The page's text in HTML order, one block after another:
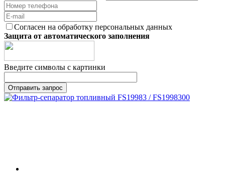
Согласен на обработку персональных данных
Защита от автоматического заполнения
Введите символы с картинки